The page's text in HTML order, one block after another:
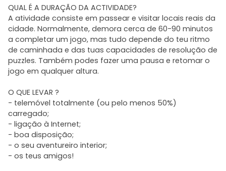
QUAL É A DURAÇÃO DA ACTIVIDADE?
A atividade consiste em passear e visitar locais reais da
cidade. Normalmente, demora cerca de 60-90 minutos
a completar um jogo, mas tudo depende do teu ritmo
de caminhada e das tuas capacidades de resolução de
puzzles. Também podes fazer uma pausa e retomar o
jogo em qualquer altura.
O QUE LEVAR ?
- telemóvel totalmente (ou pelo menos 50%)
carregado;
- ligação à Internet;
- boa disposição;
- o seu aventureiro interior;
- os teus amigos!